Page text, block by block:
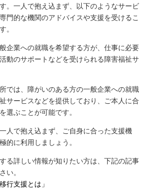
。一人で抱え込まず、以下のようなサービ
門的な機関のアドバイスや支援を受けるこ
。
企業への就職を希望する方が、仕事に必要
動のサポートなどを受けられる障害福祉サ
では、障がいのある方の一般企業への就職
サービスなどを提供しており、ご本人に合
選ぶことが可能です。
人で抱え込まず、ご自身に合った支援機
的に利用しましょう。
る詳しい情報が知りたい方は、下記の記事
い。
行支援とは」